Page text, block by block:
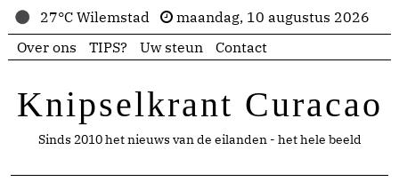
27°C Wilemstad
maandag, 10 augustus 2026
Over ons
TIPS? Uw steun Contact
Knipselkrant Curacao
Sinds 2010 het nieuws van de eilanden - het hele beeld